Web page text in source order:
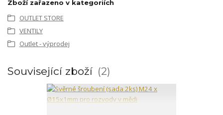
Zboží zařazeno v kategoriích
OUTLET STORE
VENTILY
Outlet - výprodej
Související zboží 2